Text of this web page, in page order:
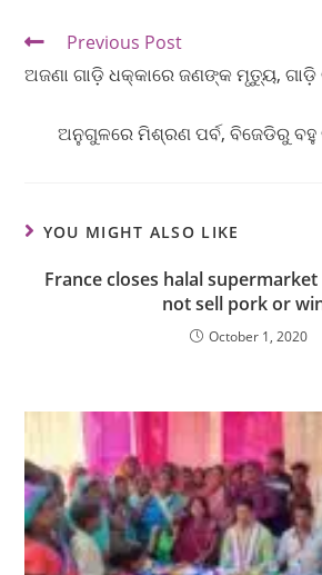
Previous Post
ଅଜଣା ଗାଡ଼ି ଧକ୍କାରେ ଜଣଙ୍କ ମୃତ୍ୟୁ, ଗାଡ଼ି
ଅନୁଗୁଳରେ ମିଶ୍ରଣ ପର୍ବ, ବିଜେଡିରୁ ବହୁ
YOU MIGHT ALSO LIKE
France closes halal
not sell pork or
October 1, 2020